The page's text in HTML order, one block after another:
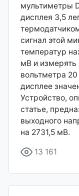
мультиметры
дисплея 3,5
сигнал этой
температур
мВ и измерять
вольтметра
дисплее
Устройство,
статье,
выходного
на 2731,5 мВ.
13 161